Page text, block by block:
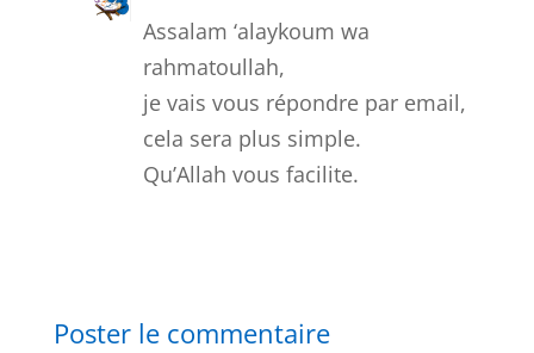
Assalam ‘alaykoum wa
rahmatoullah,
je vais vous répondre par email,
cela sera plus simple.
Qu’Allah vous facilite.
Poster le commentaire